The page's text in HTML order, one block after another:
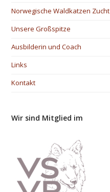
Norwegische Waldkatzen Zucht
Unsere Großspitze
Ausbilderin und Coach
Links
Kontakt
Wir sind Mitglied im